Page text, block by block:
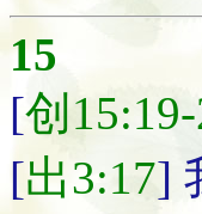
15
[创15:19-
[出3:17]